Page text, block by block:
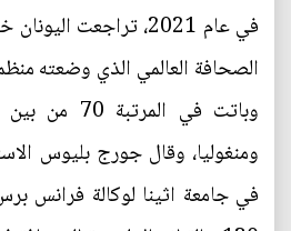
في عام 2021، تراجعت
الصحافة العالمي الذي وضعته
ومنغوليا، وقال جورج بليوس
في جامعة اثينا لوكالة فرانس